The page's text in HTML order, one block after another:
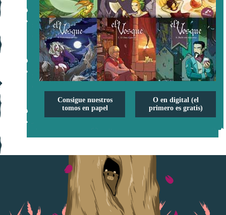
Consigue nuestros
tomos en papel
O en digital (el
primero es gratis)